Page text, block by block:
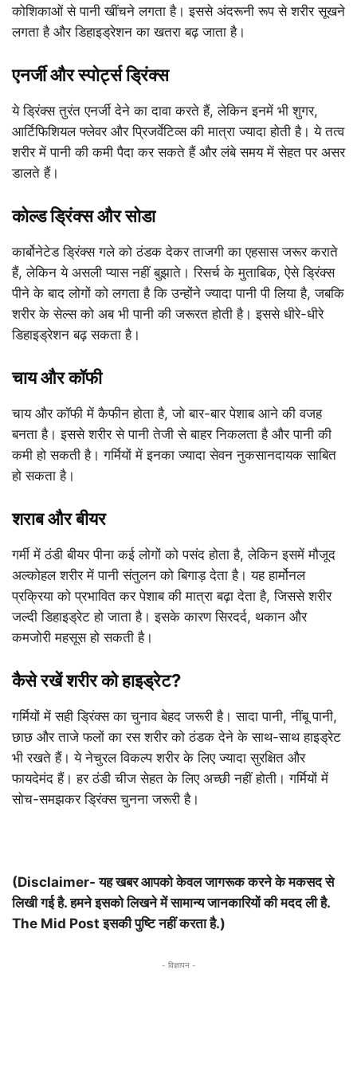
कोशिकाओं से पानी खींचने लगता है। इससे अंदरूनी रूप से शरीर सूखने
लगता है और डिहाइड्रेशन का खतरा बढ़ जाता है।
एनर्जी और स्पोर्ट्स ड्रिंक्स
ये ड्रिंक्स तुरंत एनर्जी देने का दावा करते हैं, लेकिन इनमें भी शुगर,
आर्टिफिशियल फ्लेवर और प्रिजर्वेटिव्स की मात्रा ज्यादा होती है। ये तत्व
शरीर में पानी की कमी पैदा कर सकते हैं और लंबे समय में सेहत पर असर
डालते हैं।
कोल्ड ड्रिंक्स और सोडा
कार्बोनेटेड ड्रिंक्स गले को ठंडक देकर ताजगी का एहसास जरूर कराते
हैं, लेकिन ये असली प्यास नहीं बुझाते। रिसर्च के मुताबिक, ऐसे ड्रिंक्स
पीने के बाद लोगों को लगता है कि उन्होंने ज्यादा पानी पी लिया है, जबकि
शरीर के सेल्स को अब भी पानी की जरूरत होती है। इससे धीरे-धीरे
डिहाइड्रेशन बढ़ सकता है।
चाय और कॉफी
चाय और कॉफी में कैफीन होता है, जो बार-बार पेशाब आने की वजह
बनता है। इससे शरीर से पानी तेजी से बाहर निकलता है और पानी की
कमी हो सकती है। गर्मियों में इनका ज्यादा सेवन नुकसानदायक साबित
हो सकता है।
शराब और बीयर
गर्मी में ठंडी बीयर पीना कई लोगों को पसंद होता है, लेकिन इसमें मौजूद
अल्कोहल शरीर में पानी संतुलन को बिगाड़ देता है। यह हार्मोनल
प्रक्रिया को प्रभावित कर पेशाब की मात्रा बढ़ा देता है, जिससे शरीर
जल्दी डिहाइड्रेट हो जाता है। इसके कारण सिरदर्द, थकान और
कमजोरी महसूस हो सकती है।
कैसे रखें शरीर को हाइड्रेट?
गर्मियों में सही ड्रिंक्स का चुनाव बेहद जरूरी है। सादा पानी, नींबू पानी,
छाछ और ताजे फलों का रस शरीर को ठंडक देने के साथ-साथ हाइड्रेट
भी रखते हैं। ये नेचुरल विकल्प शरीर के लिए ज्यादा सुरक्षित और
फायदेमंद हैं। हर ठंडी चीज सेहत के लिए अच्छी नहीं होती। गर्मियों में
सोच-समझकर ड्रिंक्स चुनना जरूरी है।
(Disclaimer- यह खबर आपको केवल जागरूक करने के मकसद से
लिखी गई है. हमने इसको लिखने में सामान्य जानकारियों की मदद ली है.
The Mid Post इसकी पुष्टि नहीं करता है.)
- विज्ञापन -